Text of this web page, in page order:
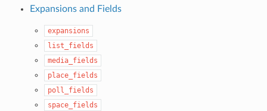
Expansions and Fields
expansions
list_fields
media_fields
place_fields
poll_fields
space_fields